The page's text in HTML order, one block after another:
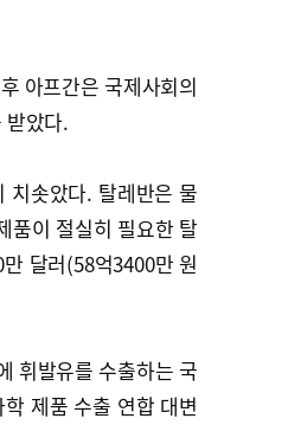
아프간은 국제사회의
받았다.
치솟았다. 탈레반은 물
품이 절실히 필요한 탈
달러(58억3400만 원
휘발유를 수출하는 국
제품 수출 연합 대변